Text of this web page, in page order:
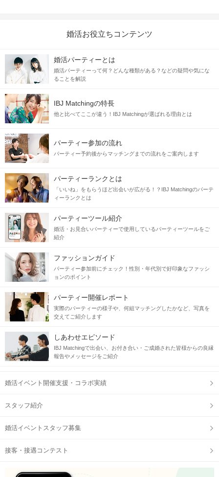
刺激的な恋より
結婚までのスピード感も同じで進展もスムーズ♡
生涯のパートナーに出会いたい方必見です。
STEP1 受付開始
QRコードは開始直前に、
公式アプリの参加予定ページに表示
STEP2 【個室8対8】トークタイム
婚活お役立ちコンテンツ
婚活パーティーとは
婚活パーティーって何？どんな種類がある？などの疑問や気にな
ることを解説
IBJ Matchingの特長
他と比べてここが違う！IBJ Matchingが選ばれる理由とは
パーティー参加の流れ
パーティー予約後からマッチングまでの流れをご案内します
パーティーランクとは
「いいね」をもらうほど出会いが広がる！？IBJ Matchingのパーテ
ィーランクとは
パーティーツール紹介
婚活・お見合いパーティーで使用しているパーティーツールをご
紹介
ファッションガイド
パーティー参加前にチェック！性別・年代別で好印象なファッシ
ョンのポイント
パーティー開催レポート
実際のパーティーの様子や、何組マッチングしたかなど、写真を
交えてご紹介します
しあわせエピソード
IBJ Matchingで出会い、お付き合い・ご成婚された皆様からの良縁
報告やメッセージをご紹介
婚活イベント開催支援・コラボ実績
スタッフ紹介
婚活イベントスタッフ募集
接客・接遇コンテスト